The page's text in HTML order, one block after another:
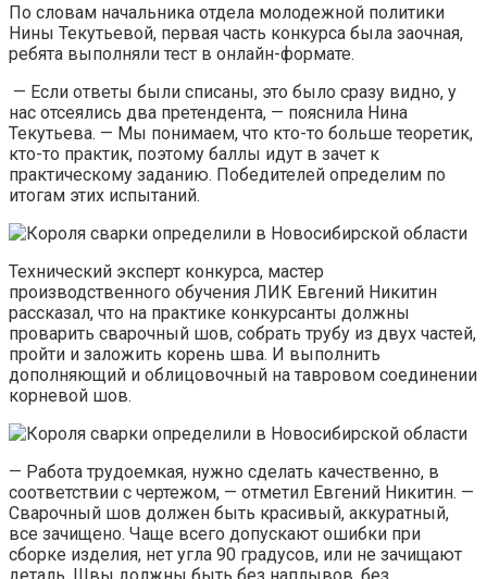
По словам начальника отдела молодежной политики
Нины Текутьевой, первая часть конкурса была заочная,
ребята выполняли тест в онлайн-формате.
— Если ответы были списаны, это было сразу видно, у
нас отсеялись два претендента, — пояснила Нина
Текутьева. — Мы понимаем, что кто-то больше теоретик,
кто-то практик, поэтому баллы идут в зачет к
практическому заданию. Победителей определим по
итогам этих испытаний.
Технический эксперт конкурса, мастер
производственного обучения ЛИК Евгений Никитин
рассказал, что на практике конкурсанты должны
проварить сварочный шов, собрать трубу из двух частей,
пройти и заложить корень шва. И выполнить
дополняющий и облицовочный на тавровом соединении
корневой шов.
— Работа трудоемкая, нужно сделать качественно, в
соответствии с чертежом, — отметил Евгений Никитин. —
Сварочный шов должен быть красивый, аккуратный,
все зачищено. Чаще всего допускают ошибки при
сборке изделия, нет угла 90 градусов, или не зачищают